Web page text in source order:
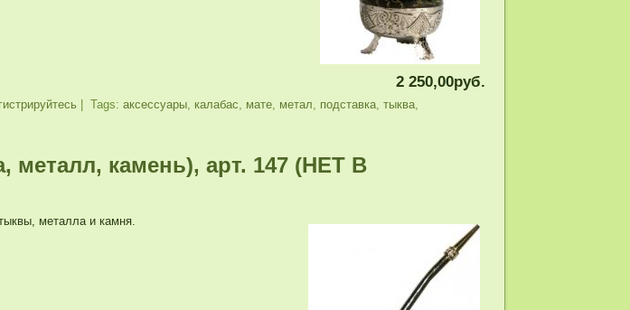
2 250,00руб.
| Tags: аксессуары, калабас, мате, метал, подставка, тыква,
металл, камень), арт. 147 (НЕТ В
металла и камня.